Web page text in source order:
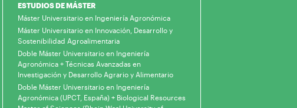
ESTUDIOS DE MÁSTER
Máster Universitario en Ingeniería Agronómica
Máster Universitario en Innovación, Desarrollo y
Sostenibilidad Agroalimentaria
Doble Máster Universitario en Ingeniería
Agronómica + Técnicas Avanzadas en
Investigación y Desarrollo Agrario y Alimentario
Doble Máster Universitario en Ingeniería
Agronómica (UPCT, España) + Biological Resources